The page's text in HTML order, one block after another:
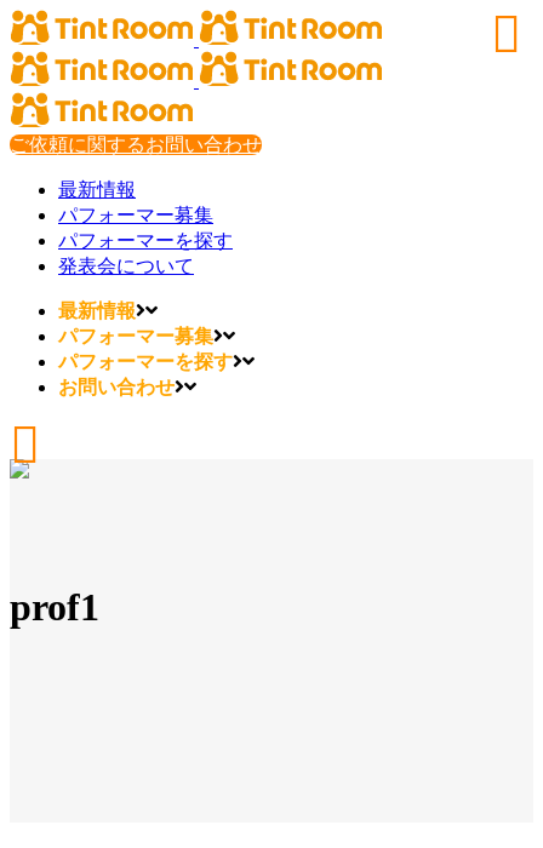
ご依頼に関するお問い合わせ
最新情報
パフォーマー募集
パフォーマーを探す
発表会について
最新情報
パフォーマー募集
パフォーマーを探す
お問い合わせ
prof1